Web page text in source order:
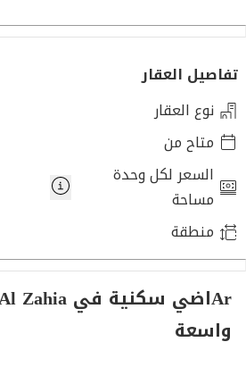
تفاصيل العقار
نوع العقار
متاح من
السعر لكل وحدة
مساحة
منطقة
واسعة